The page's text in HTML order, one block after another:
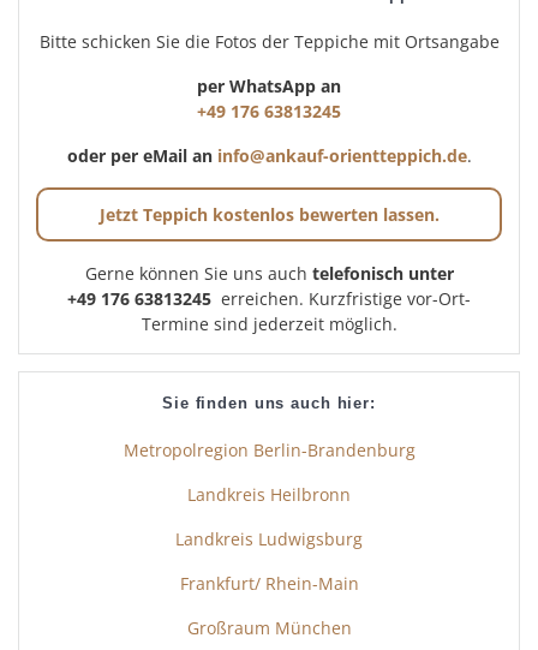
Bitte schicken Sie die Fotos der Teppiche mit Ortsangabe
per WhatsApp an
+49 176 63813245
oder per eMail an info@ankauf-orientteppich.de.
Jetzt Teppich kostenlos bewerten lassen.
Gerne können Sie uns auch telefonisch unter
+49 176 63813245 erreichen. Kurzfristige vor-Ort-
Termine sind jederzeit möglich.
Sie finden uns auch hier:
Metropolregion Berlin-Brandenburg
Landkreis Heilbronn
Landkreis Ludwigsburg
Frankfurt/ Rhein-Main
Großraum München